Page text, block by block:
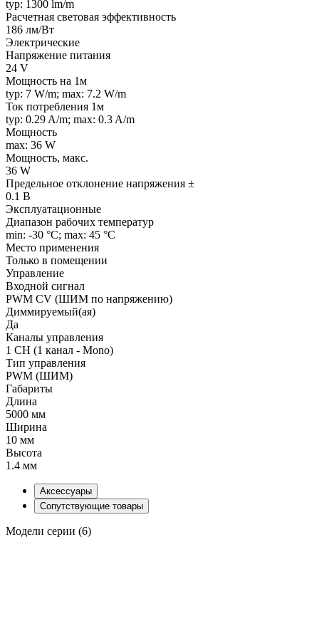
typ: 1300 lm/m
Расчетная световая эффективность
186 лм/Вт
Электрические
Напряжение питания
24 V
Мощность на 1м
typ: 7 W/m; max: 7.2 W/m
Ток потребления 1м
typ: 0.29 A/m; max: 0.3 A/m
Мощность
max: 36 W
Мощность, макс.
36 W
Предельное отклонение напряжения ±
0.1 В
Эксплуатационные
Диапазон рабочих температур
min: -30 °C; max: 45 °C
Место применения
Только в помещении
Управление
Входной сигнал
PWM СV (ШИМ по напряжению)
Диммируемый(ая)
Да
Каналы управления
1 CH (1 канал - Mono)
Тип управления
PWM (ШИМ)
Габариты
Длина
5000 мм
Ширина
10 мм
Высота
1.4 мм
Аксессуары
Сопутствующие товары
Модели серии (6)